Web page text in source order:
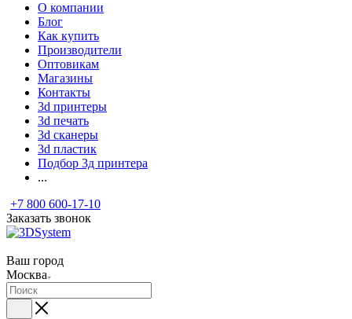
О компании
Блог
Как купить
Производители
Оптовикам
Магазины
Контакты
3d принтеры
3d печать
3d сканеры
3d пластик
Подбор 3д принтера
...
+7 800 600-17-10
Заказать звонок
Ваш город
Москва